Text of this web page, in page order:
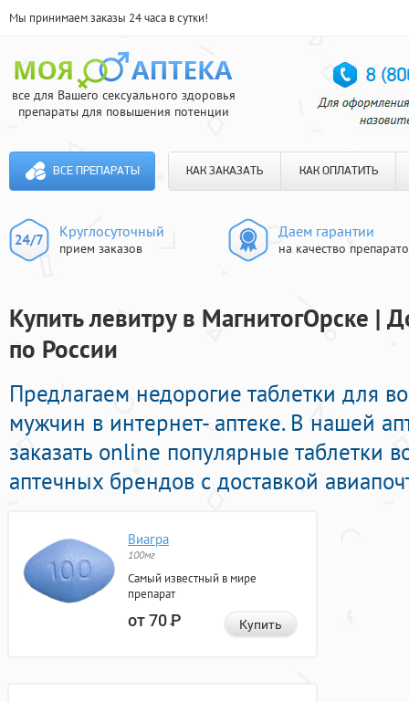
Мы принимаем заказы 24 часа в сутки!
все для Вашего сексуального здоровья
препараты для повышения потенции
ВСЕ ПРЕПАРАТЫ КАК ЗАКАЗАТЬ КАК ОПЛАТИТЬ
Круглосуточный
прием заказов
Даем гарантии
на качество
Купить левитру в МагнитогОрске |
по России
Предлагаем недорогие таблетки для
мужчин в интернет- аптеке. В нашей
заказать online популярные таблетки
аптечных брендов с доставкой
Виагра
100мг
Самый известный в мире
препарат
от 70Р Купить